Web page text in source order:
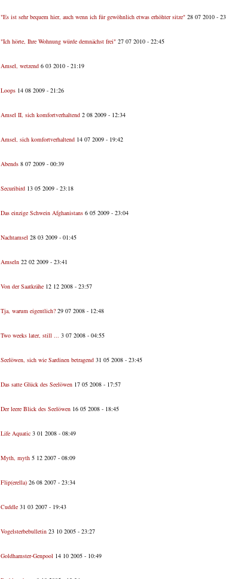
"Es ist sehr bequem hier, auch wenn ich für gewöhnlich etwas erhöhter sitze" 28 07 2010 -
"Ich hörte, Ihre Wohnung würde demnächst frei" 27 07 2010 - 22:45
Amsel, wetzend 6 03 2010 - 21:19
Loops 14 08 2009 - 21:26
Amsel II, sich komfortverhaltend 2 08 2009 - 12:34
Amsel, sich komfortverhaltend 14 07 2009 - 19:42
Abends 8 07 2009 - 00:39
Securibird 13 05 2009 - 23:18
Das einzige Schwein Afghanistans 6 05 2009 - 23:04
Nachtamsel 28 03 2009 - 01:45
Amseln 22 02 2009 - 23:41
Von der Saatkrähe 12 12 2008 - 23:57
Tja, warum eigentlich? 29 07 2008 - 12:48
Two weeks later, still ... 3 07 2008 - 04:55
Seelöwen, sich wie Sardinen betragend 31 05 2008 - 23:45
Das satte Glück des Seelöwen 17 05 2008 - 17:57
Der leere Blick des Seelöwen 16 05 2008 - 18:45
Life Aquatic 3 01 2008 - 08:49
Myth, myth 5 12 2007 - 08:09
Flip(erella) 26 08 2007 - 23:34
Cuddle 31 03 2007 - 19:43
Vogelsterbebulletin 23 10 2005 - 23:27
Goldhamster-Genpool 14 10 2005 - 10:49